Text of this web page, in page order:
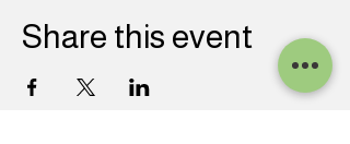
Share this event